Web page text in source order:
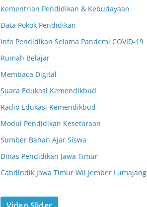
Kementrian Pendidikan & Kebudayaan
Data Pokok Pendidikan
Info Pendidikan Selama Pandemi COVID-19
Rumah Belajar
Membaca Digital
Suara Edukasi Kemendikbud
Radio Edukasi Kemendikbud
Modul Pendidikan Kesetaraan
Sumber Bahan Ajar Siswa
Dinas Pendidikan Jawa Timur
Cabdindik Jawa Timur Wil Jember Lumajang